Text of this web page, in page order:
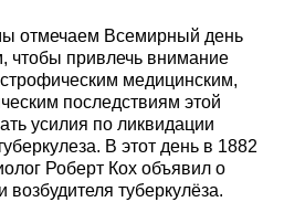
отмечаем Всемирный день
чтобы привлечь внимание
медицинским,
последствиям этой
усилия по ликвидации
В этот день в 1882
Роберт Кох объявил о
туберкулёза.